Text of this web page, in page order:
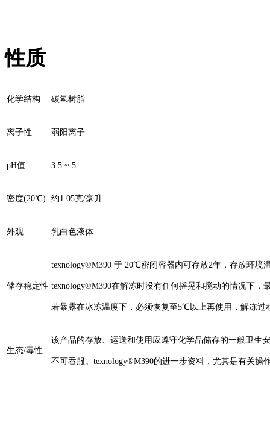
性质
化学结构 碳氢树脂
离子性 弱阳离子
pH值 3.5 ~ 5
密度(20℃) 约1.05克/毫升
外观 乳白色液体
储存稳定性
texnology®M390 于 20℃密闭容器内可存放2年，存放环
texnology®M390在解冻时没有任何摇晃和搅动的情况下，
若暴露在冰冻温度下，必须恢复至5℃以上再使用，解冻过
生态/毒性
该产品的存放、运送和使用应遵守化学品储存的一般卫生
不可吞服。texnology®M390的进一步资料，尤其是有关操